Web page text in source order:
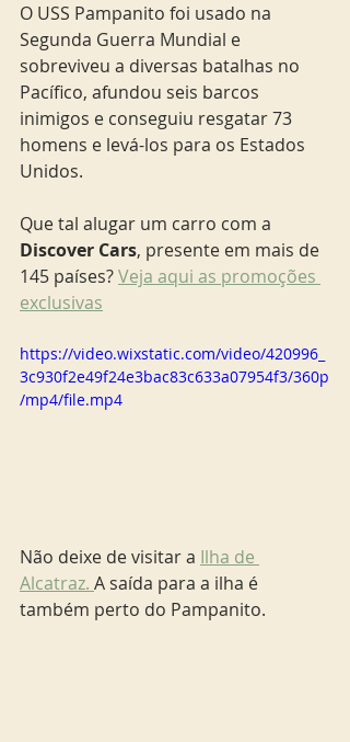
O USS Pampanito foi usado na
Segunda Guerra Mundial e
sobreviveu a diversas batalhas no
Pacífico, afundou seis barcos
inimigos e conseguiu resgatar 73
homens e levá-los para os Estados
Unidos.
Que tal alugar um carro com a
Discover Cars, presente em mais de
145 países? Veja aqui as promoções
exclusivas
https://video.wixstatic.com/video/420996_
3c930f2e49f24e3bac83c633a07954f3/360p
/mp4/file.mp4
Não deixe de visitar a Ilha de
Alcatraz. A saída para a ilha é
também perto do Pampanito.